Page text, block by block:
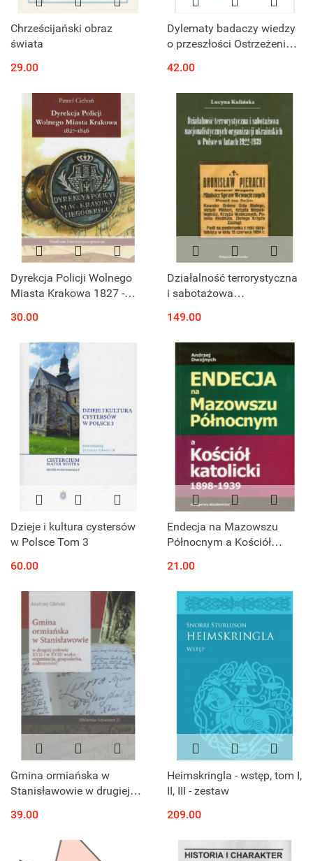
Chrześcijański obraz
świata
29.00
Dylematy badaczy wiedzy
o przeszłości Ostrzeżenia i
42.00
Dyrekcja Policji Wolnego
Miasta Krakowa 1827 -
prawne
30.00
Działalność terrorystyczna
i sabotażowa
organizacji ukraińskich w
149.00
Dzieje i kultura cystersów
w Polsce Tom 3
60.00
Endecja na Mazowszu
Północnym a Kościół
21.00
Gmina ormiańska w
Stanisławowie w drugiej
- organizacja, gospodarka,
codzienność
39.00
Heimskringla - wstęp, tom I,
II, III - zestaw
209.00